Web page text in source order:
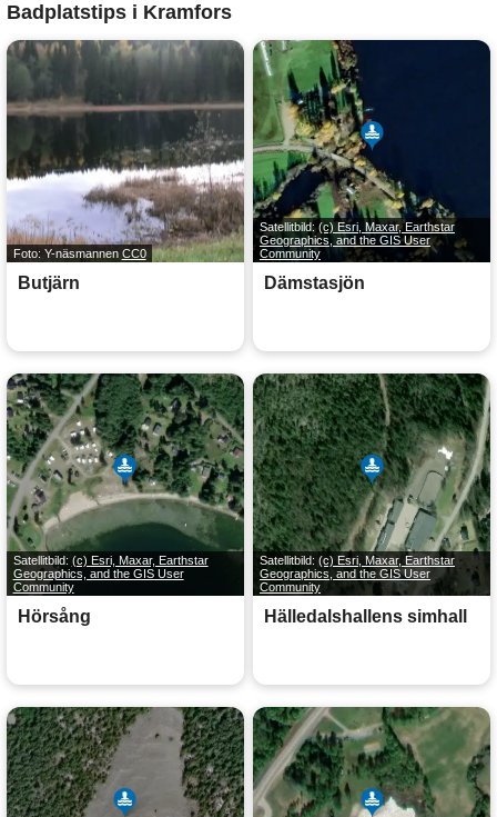
Badplatstips i Kramfors
Foto: Y-näsmannen CC0
Butjärn
Satellitbild:(c) Esri, Maxar, Earthstar
Geographics, and the GIS User
Community
Dämstasjön
Satellitbild: (c) Esri, Maxar, Earthstar
Geographics, and the GIS User
Community
Hörsång
Satellitbild: (c) Esri, Maxar, Earthstar
Geographics, and the GIS User
Community
Hälledalshallens simhall